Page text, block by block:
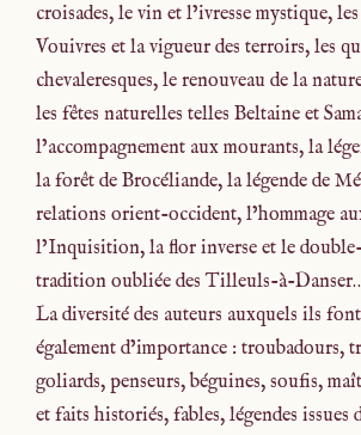
croisades, le vin et l’ivresse mystique,
Vouivres et la vigueur des terroirs, les
chevaleresques, le renouveau de la
les fêtes naturelles telles Beltaine et
l’accompagnement aux mourants, la
la forêt de Brocéliande, la légende de
relations orient-occident, l’hommage
l’Inquisition, la flor inverse et le
tradition oubliée des Tilleuls-à-
La diversité des auteurs auxquels ils
également d’importance : troubadours,
goliards, penseurs, béguines, soufis,
et faits historiés, fables, légendes issues